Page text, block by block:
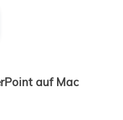
auf Mac